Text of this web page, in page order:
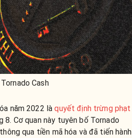
Cash
năm 2022 làquyết định trừng phạt
8. Cơ quan này tuyên bố Tornado
qua tiền mã hóa và đã tiến hành